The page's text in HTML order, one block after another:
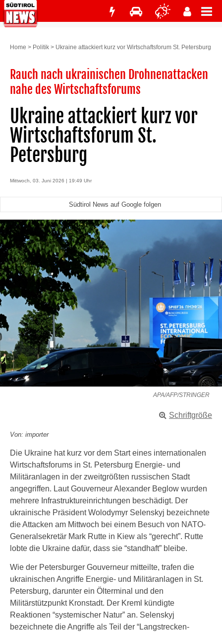
Home > Politik > Ukraine attackiert kurz vor Wirtschaftsforum St. Petersburg
Rauch nach ukrainischen Drohnenattacken
nahe des Wirtschaftsforums
Ukraine attackiert kurz vor
Wirtschaftsforum St.
Petersburg
Mittwoch, 03. Juni 2026 | 19:49 Uhr
Südtirol News auf Google folgen
APA/AFP/STRINGER
Schriftgröße
Von: importer
Die Ukraine hat kurz vor dem Start eines internationalen
Wirtschaftsforums in St. Petersburg Energie- und
Militäranlagen in der zweitgrößten russischen Stadt
angegriffen. Laut Gouverneur Alexander Beglow wurden
mehrere Infrastruktureinrichtungen beschädigt. Der
ukrainische Präsident Wolodymyr Selenskyj bezeichnete
die Attacken am Mittwoch bei einem Besuch von NATO-
Generalsekretär Mark Rutte in Kiew als “gerecht”. Rutte
lobte die Ukraine dafür, dass sie “standhaft” bleibe.
Wie der Petersburger Gouverneur mitteilte, trafen die
ukrainischen Angriffe Energie- und Militäranlagen in St.
Petersburg, darunter ein Ölterminal und den
Militärstützpunkt Kronstadt. Der Kreml kündigte
Reaktionen “systemischer Natur” an. Selenskyj
bezeichnete die Angriffe als Teil der “Langstrecken-